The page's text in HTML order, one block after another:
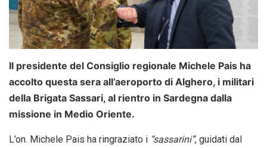
Il presidente del Consiglio regionale Michele Pais ha
accolto questa sera all’aeroporto di Alghero, i militari
della Brigata Sassari, al rientro in Sardegna dalla
missione in Medio Oriente.
L’on. Michele Pais ha ringraziato i “sassarini”, guidati dal